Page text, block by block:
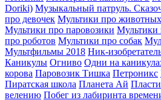
Doriki) Музыкальный патруль.
про девочек Мультики про животных
Мультики про паровозики Мультики
про роботов Мультики про собак
Мультфильмы 2018 Ник-
Каникулы Огниво Одни на
корова Паровозик Тишка Петроникс
Пиратская школа Планета Aй
велению Побег из лабиринта